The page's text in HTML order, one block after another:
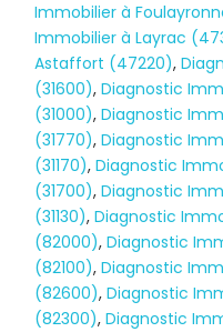
Immobilier à
Immobilier à Layrac
Astaffort (47220),
(31600),Diagnostic
(31000),Diagnostic
(31770),Diagnostic
(31170),Diagnostic
(31700),Diagnostic
(31130),Diagnostic
(82000),Diagnostic
(82100),Diagnostic
(82600),Diagnostic
(82300),Diagnostic